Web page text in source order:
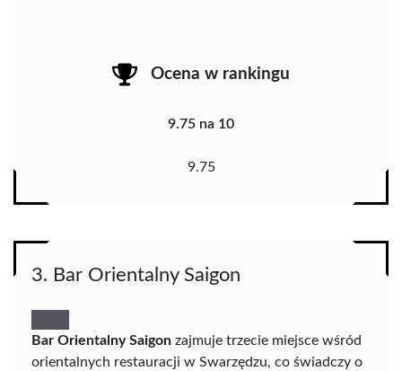
Ocena w rankingu
9.75 na 10
9.75
3. Bar Orientalny Saigon
Bar Orientalny Saigon zajmuje trzecie miejsce wśród
orientalnych restauracji w Swarzędzu, co świadczy o